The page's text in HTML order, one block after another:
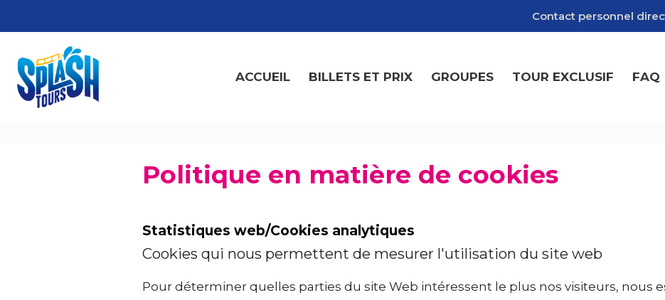
Contact personnel
ACCUEIL BILLETS ET PRIX GROUPES TOUR EXCLUSIF FAQ
Politique en matière de cookies
Statistiques web/Cookies analytiques
Cookies qui nous permettent de mesurer l'utilisation du site web
Pour déterminer quelles parties du site Web intéressent le plus nos visiteurs, nous